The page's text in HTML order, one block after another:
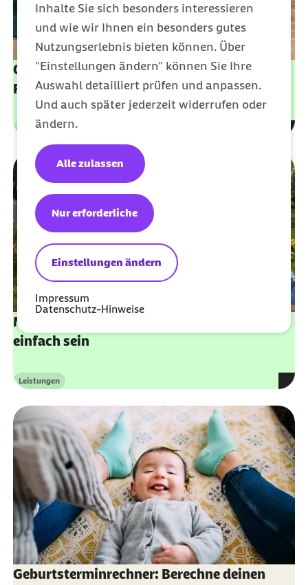
Inhalte Sie sich besonders interessieren
und wie wir Ihnen ein besonders gutes
Nutzungserlebnis bieten können. Über
"Einstellungen ändern" können Sie Ihre
Auswahl detailliert prüfen und anpassen.
Und auch später jederzeit widerrufen oder
ändern.
Einstellungen ändern
Nur erforderliche
Alle zulassen
Impressum
Datenschutz-Hinweise
Online-Kursangebot: Verbessern Sie Ihre
Fitness & mentale Gesundheit
Leistungen
Meine Barmer: Krankenkasse kann so
einfach sein
Kategorie
Leistungen
Geburtsterminrechner: Berechne deinen